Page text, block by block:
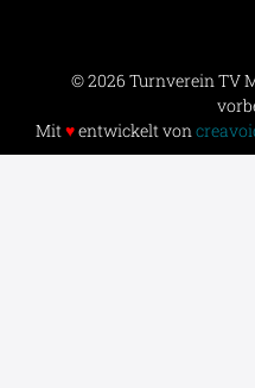
© 2026 Turnverein TV
Mit♥entwickelt von